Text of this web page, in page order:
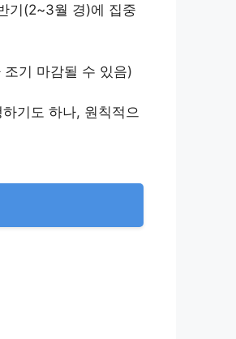
기(2~3월 경)에 집중
기 마감될 수 있음)
기도 하나, 원칙적으